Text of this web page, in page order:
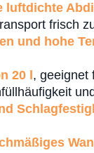
luftdichte
frisch
und hohe
20 l , geeignet